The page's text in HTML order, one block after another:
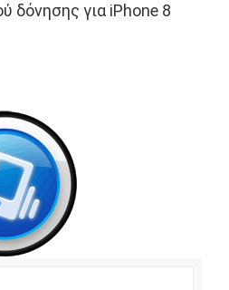
δόνησης για iPhone 8